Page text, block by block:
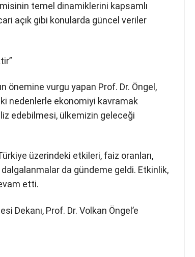
temel dinamiklerini kapsamlı
açık gibi konularda güncel veriler
önemine vurgu yapan Prof. Dr. Öngel,
nedenlerle ekonomiyi kavramak
edebilmesi, ülkemizin geleceği
üzerindeki etkileri, faiz oranları,
da gündeme geldi. Etkinlik,
etti.
Dekanı, Prof. Dr. Volkan Öngel’e